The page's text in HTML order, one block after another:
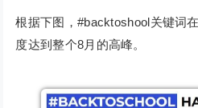
根据下图，#backtoshool关键词
度达到整个8月的高峰。